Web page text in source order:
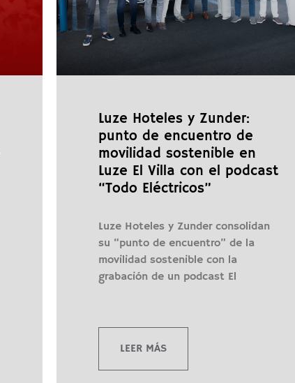
Luze Hoteles y Zunder:
punto de encuentro de
movilidad sostenible en
Luze El Villa con el podcast
“Todo Eléctricos”
Luze Hoteles y Zunder consolidan
su “punto de encuentro” de la
movilidad sostenible con la
grabación de un podcast El
LEER MÁS